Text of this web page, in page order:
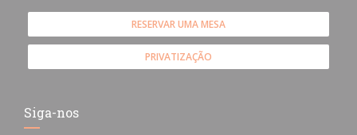
RESERVAR UMA MESA
PRIVATIZAÇÃO
Siga-nos